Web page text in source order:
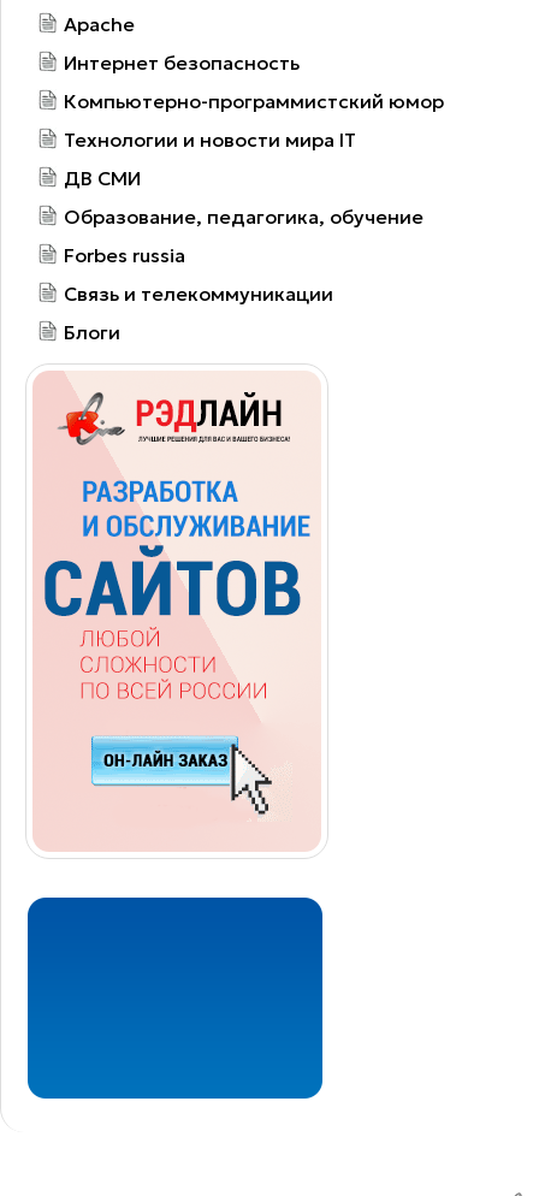
Apache
Интернет безопасность
Компьютерно-программистский юмор
Технологии и новости мира IT
ДВ СМИ
Образование, педагогика, обучение
Forbes russia
Связь и телекоммуникации
Блоги